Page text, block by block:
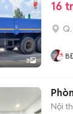
3
16
Nội